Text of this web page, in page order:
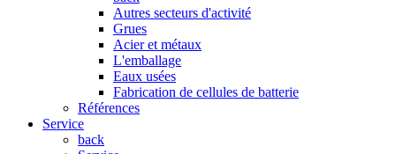
Autres secteurs d'activité
Grues
Acier et métaux
L'emballage
Eaux usées
Fabrication de cellules de batterie
Références
Service
back